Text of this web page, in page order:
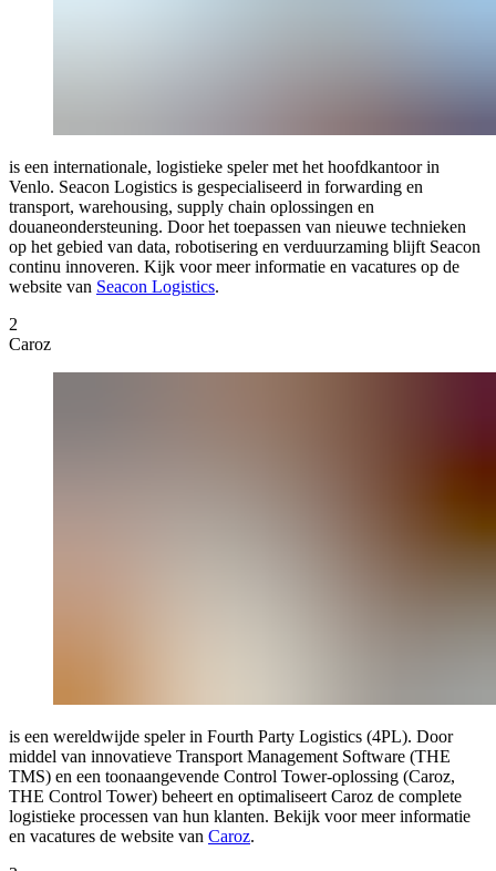
is een internationale, logistieke speler met het hoofdkantoor in
Venlo. Seacon Logistics is gespecialiseerd in forwarding en
transport, warehousing, supply chain oplossingen en
douaneondersteuning. Door het toepassen van nieuwe technieken
op het gebied van data, robotisering en verduurzaming blijft Seacon
continu innoveren. Kijk voor meer informatie en vacatures op de
website van Seacon Logistics.
2
Caroz
is een wereldwijde speler in Fourth Party Logistics (4PL). Door
middel van innovatieve Transport Management Software (THE
TMS) en een toonaangevende Control Tower-oplossing (Caroz,
THE Control Tower) beheert en optimaliseert Caroz de complete
logistieke processen van hun klanten. Bekijk voor meer informatie
en vacatures de website van Caroz.